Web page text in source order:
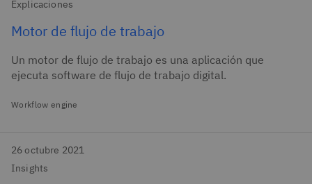
Explicaciones
Motor de flujo de trabajo
Un motor de flujo de trabajo es una aplicación que
ejecuta software de flujo de trabajo digital.
Workflow engine
26 octubre 2021
Insights